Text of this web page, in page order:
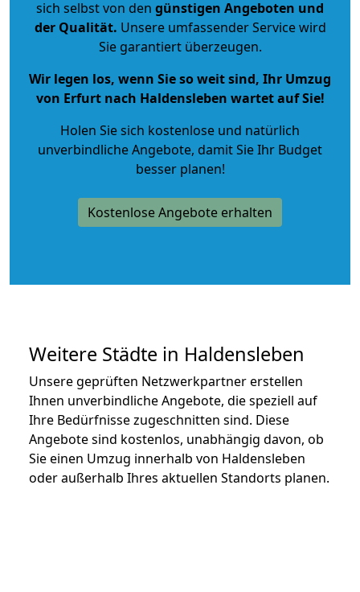
sich selbst von den günstigen Angeboten und
der Qualität. Unsere umfassender Service wird
Sie garantiert überzeugen.
Wir legen los, wenn Sie so weit sind, Ihr Umzug
von Erfurt nach Haldensleben wartet auf Sie!
Holen Sie sich kostenlose und natürlich
unverbindliche Angebote, damit Sie Ihr Budget
besser planen!
Kostenlose Angebote erhalten
Weitere Städte in Haldensleben
Unsere geprüften Netzwerkpartner erstellen
Ihnen unverbindliche Angebote, die speziell auf
Ihre Bedürfnisse zugeschnitten sind. Diese
Angebote sind kostenlos, unabhängig davon, ob
Sie einen Umzug innerhalb von Haldensleben
oder außerhalb Ihres aktuellen Standorts planen.